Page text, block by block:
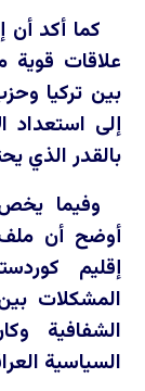
كما أكد أن
علاقات قوية
بين تركيا
إلى استعداد
بالقدر الذي
وفيما
أوضح أن ملف
إقليم
المشكلات
الشفافية
السياسية